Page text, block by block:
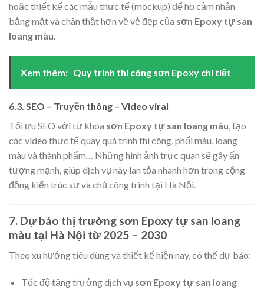
hoặc thiết kế các mẫu thực tế (mockup) để họ cảm nhận
bằng mắt và chân thật hơn về vẻ đẹp của sơn Epoxy tự san
loang màu.
Xem thêm: Quy trình thi công sơn Epoxy chi tiết
6.3. SEO – Truyền thông – Video viral
Tối ưu SEO với từ khóa sơn Epoxy tự san loang màu, tạo
các video thực tế quay quá trình thi công, phối màu, loang
màu và thành phẩm… Những hình ảnh trực quan sẽ gây ấn
tượng mạnh, giúp dịch vụ này lan tỏa nhanh hơn trong cộng
đồng kiến trúc sư và chủ công trình tại Hà Nội.
7. Dự báo thị trường sơn Epoxy tự san loang
màu tại Hà Nội từ 2025 – 2030
Theo xu hướng tiêu dùng và thiết kế hiện nay, có thể dự báo:
Tốc độ tăng trưởng dịch vụ sơn Epoxy tự san loang